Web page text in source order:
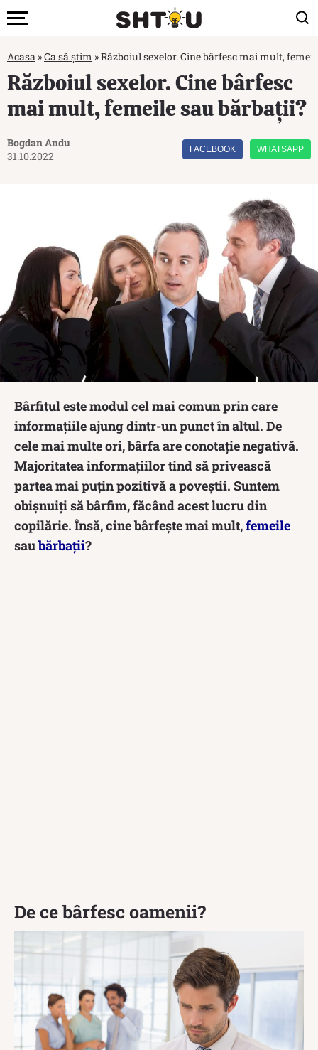
Acasa »Ca să știm »Războiul sexelor. Cine bârfesc mai mult,
Războiul sexelor. Cine bârfesc
mai mult, femeile sau bărbații?
Bogdan Andu
31.10.2022
FACEBOOK WHATSAPP
Bârfitul este modul cel mai comun prin care
informațiile ajung dintr-un punct în altul. De
cele mai multe ori, bârfa are conotație negativă.
Majoritatea informațiilor tind să privească
partea mai puțin pozitivă a poveștii. Suntem
obișnuiți să bârfim, făcând acest lucru din
copilărie. Însă, cine bârfește mai mult,femeile
saubărbații?
De ce bârfesc oamenii?